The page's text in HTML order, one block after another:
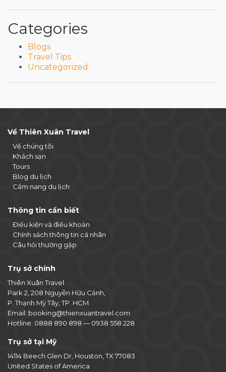
Categories
Blogs
Travel Tips
Uncategorized
Về Thiên Xuân Travel
Về chúng tôi
Khách sạn
Tours
Blog du lịch
Cẩm nang du lịch
Thông tin cần biết
Điều kiện và điều khoản
Chính sách thông tin cá nhân
Câu hỏi thường gặp
Trụ sở chính
Thiên Xuân Travel
Park 2, 208 Nguyễn Hữu Cảnh,
P. Thạnh Mỹ Tây, TP. HCM
Email: booking@thienxuantravel.com
Hotline: 0888 890 898 — 0938 558 228
Trụ sở tại Mỹ
14114 Beech Glen Dr, Houston, TX 77083
United States of America